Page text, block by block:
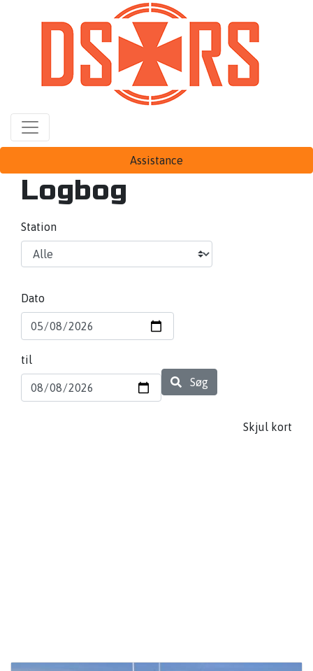
hovedindhold
Assistance
Logbog
Station
Dato
til
Søg
Skjul kort